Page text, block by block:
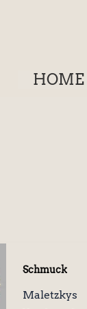
HOME
Schmuck
Maletzkys